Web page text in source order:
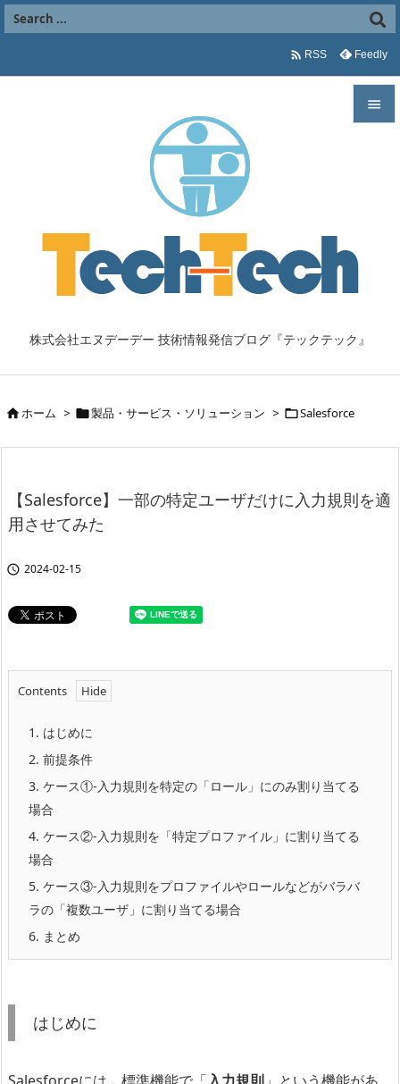
株式会社エヌデーデー 技術情報発信ブログ『テックテック』

 RSS Feedly
ホーム > 製品・サービス・ソリューション > Salesforce
【Salesforce】一部の特定ユーザだけに入力規則を適
用させてみた
 2024-02-15
Contents
1. はじめに
2. 前提条件
3. ケース①-入力規則を特定の「ロール」にのみ割り当てる
場合
4. ケース②-入力規則を「特定プロファイル」に割り当てる
場合
5. ケース③-入力規則をプロファイルやロールなどがバラバ
ラの「複数ユーザ」に割り当てる場合
6. まとめ
はじめに